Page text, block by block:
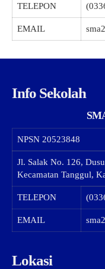
TELEPON
EMAIL
Info Sekolah
NPSN 20523848
Jl. Salak No. 126,
Kecamatan Tanggul,
TELEPON
EMAIL
Lokasi